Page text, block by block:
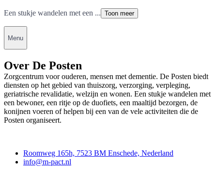
Een stukje wandelen met een ... Toon meer
Menu
Over De Posten
Zorgcentrum voor ouderen, mensen met dementie. De Posten biedt
diensten op het gebied van thuiszorg, verzorging, verpleging,
geriatrische revalidatie, welzijn en wonen. Een stukje wandelen met
een bewoner, een ritje op de duofiets, een maaltijd bezorgen, de
konijnen voeren of helpen bij een van de vele activiteiten die de
Posten organiseert.
Roomweg 165h, 7523 BM Enschede, Nederland
info@m-pact.nl